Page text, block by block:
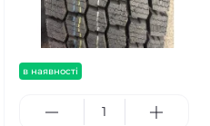
в наявності